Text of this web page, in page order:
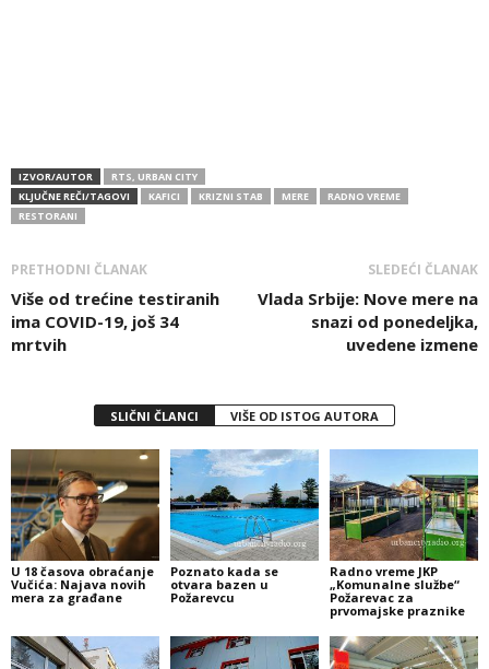
IZVOR/AUTOR
RTS, URBAN CITY
KLJUČNE REČI/TAGOVI
KAFICI KRIZNI STAB MERE
RADNO VREME
RESTORANI
PRETHODNI ČLANAK
Više od trećine testiranih
ima COVID-19, još 34
mrtvih
SLEDEĆI ČLANAK
Vlada Srbije: Nove mere na
snazi od ponedeljka,
uvedene izmene
SLIČNI ČLANCI VIŠE OD ISTOG AUTORA
U 18 časova obraćanje
Vučića: Najava novih
mera za građane
Poznato kada se
otvara bazen u
Požarevcu
Radno vreme JKP
„Komunalne službe“
Požarevac za
prvomajske praznike